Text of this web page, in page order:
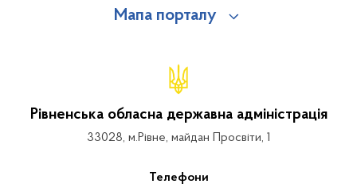
Мапа порталу
Рівненська обласна державна адміністрація
33028, м.Рівне, майдан Просвіти, 1
Телефони